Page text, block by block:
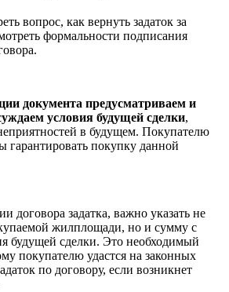
вопрос, как вернуть задаток за
формальности подписания
документа предусматриваем и
условия будущей сделки,
в будущем. Покупателю
гарантировать покупку данной
договора задатка, важно указать не
жилплощади, но и сумму с
будущей сделки. Это необходимый
покупателю удастся на законных
по договору, если возникнет